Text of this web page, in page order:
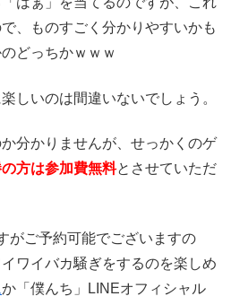
、ものすごく分かりやすいかも
どっちかｗｗｗ
しいのは間違いないでしょう。
分かりませんが、せっかくのゲ
方は参加費無料とさせていただ
がご予約可能でございますの
ワイバカ騒ぎをするのを楽しめ
か「僕んち」LINEオフィシャル